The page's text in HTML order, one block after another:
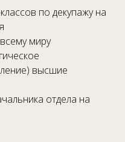
по декупажу на
миру
высшие
отдела на